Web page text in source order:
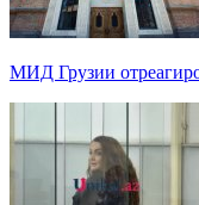
МИД Грузии